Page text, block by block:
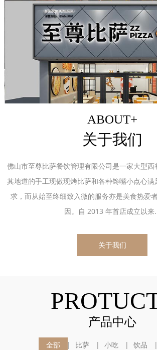
ABOUT+
关于我们
佛山市至尊比萨餐饮管理有限公司是一家大型西
其地道的手工现做现烤比萨和各种馋嘴小点心
求，而从始至终细致入微的服务亦是美食热爱
因。自 2013 年首店成立以来
关于我们
产品中心
全部 比萨 小吃 饮品